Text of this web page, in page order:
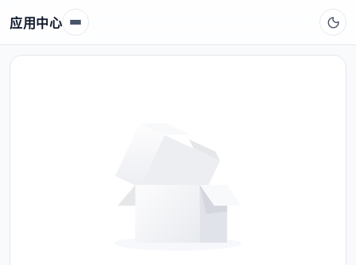
应用中心